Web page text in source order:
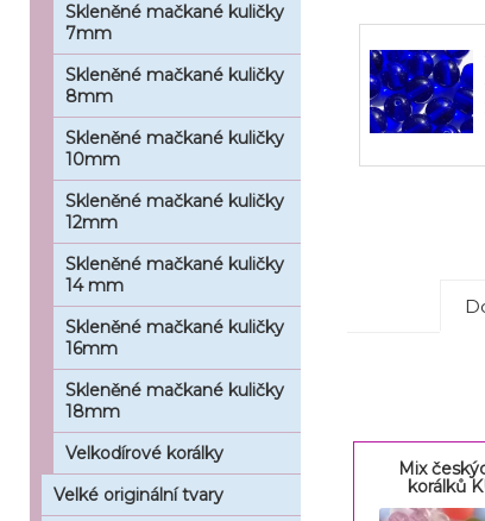
Mix
korálků
Skleněné mačkané kuličky
7mm
Skleněné mačkané kuličky
8mm
Skleněné mačkané kuličky
10mm
Skleněné mačkané kuličky
12mm
Skleněné mačkané kuličky
14 mm
Skleněné mačkané kuličky
16mm
Skleněné mačkané kuličky
18mm
Velkodírové korálky
Velké originální tvary